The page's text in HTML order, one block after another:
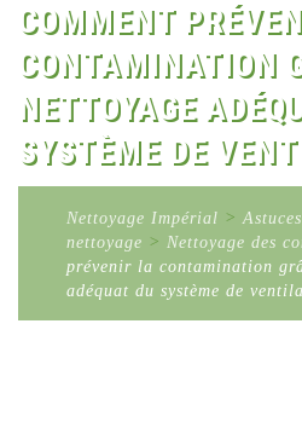
COMMENT
CONTAMINATION
NETTOYAGE
SYSTÈME DE
Nettoyage Impérial >
nettoyage > Nettoyage des
prévenir la contamination
adéquat du système de